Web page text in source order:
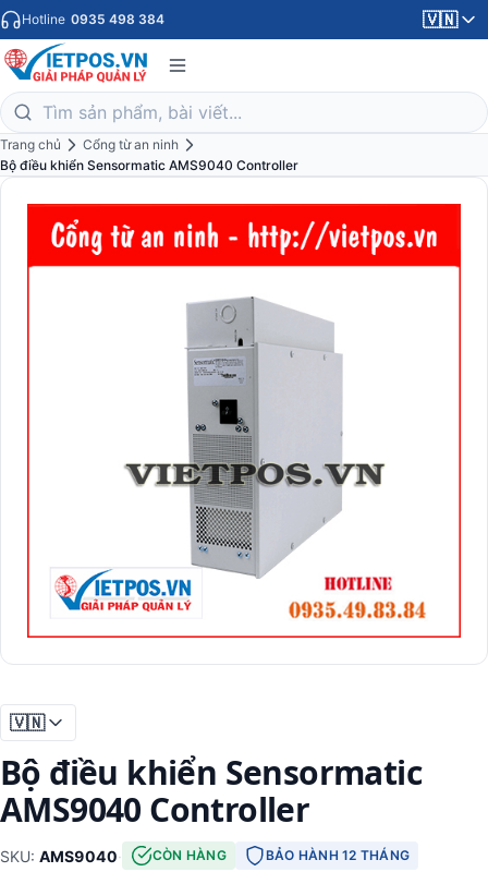
Hotline 0935 498 384 🇻🇳
Trang chủ
Cổng từ an ninh
Bộ điều khiển Sensormatic AMS9040 Controller
🇻🇳
Bộ điều khiển Sensormatic
AMS9040 Controller
SKU: AMS9040· CÒN HÀNG BẢO HÀNH 12 THÁNG